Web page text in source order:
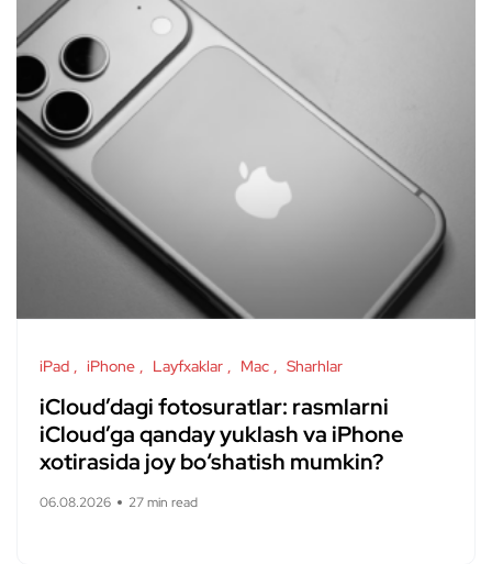
iPad iPhone Layfxaklar Mac Sharhlar
iCloud’dagi fotosuratlar: rasmlarni
iCloud’ga qanday yuklash va iPhone
xotirasida joy bo‘shatish mumkin?
06.08.2026 27 min read